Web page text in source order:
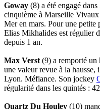
Goway (8) a été engagé
cinquième à Marseille
Mer en mars. Pour une petite
Elias Mikhalides est régulier
depuis 1 an.
Max Verst (9) a remporté un
une valeur revue à la hausse,
Lyon. Méfiance. Son jockey
régularité dans les quintés :
Quartz Du Houley (10)